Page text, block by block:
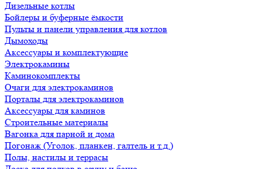
Дизельные котлы
Бойлеры и буферные ёмкости
Пульты и панели управления для котлов
Дымоходы
Аксессуары и комплектующие
Электрокамины
Каминокомплекты
Очаги для электрокаминов
Порталы для электрокаминов
Аксессуары для каминов
Строительные материалы
Вагонка для парной и дома
Погонаж (Уголок, планкен, галтель и т.д.)
Полы, настилы и террасы